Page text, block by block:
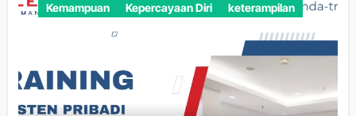
Kemampuan Kepercayaan Diri keterampilan